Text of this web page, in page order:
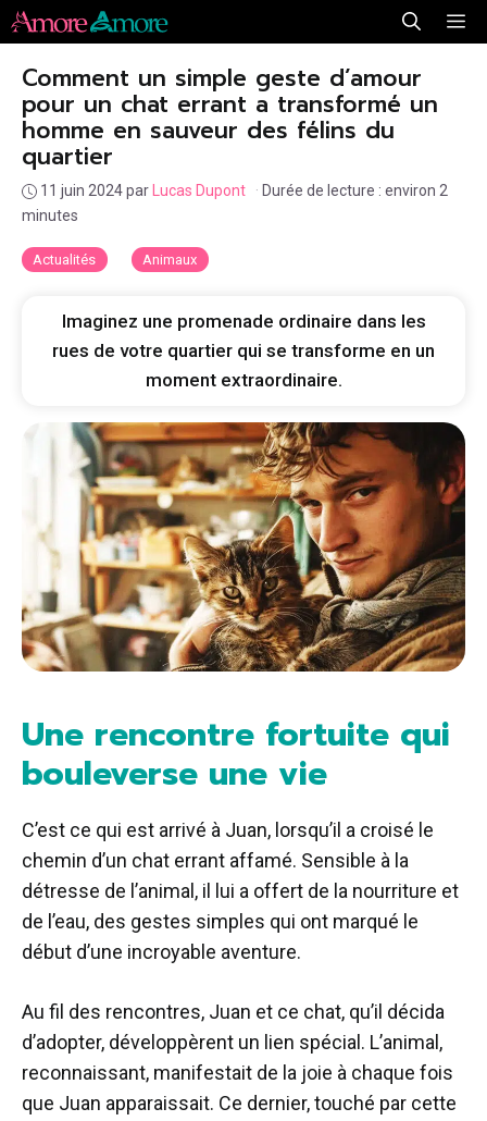
Aller
au
contenu
Actualités Animaux
Comment un simple geste d’amour
pour un chat errant a transformé un
homme en sauveur des félins du
quartier
11 juin 2024par Lucas Dupont · Durée de lecture : environ 2
minutes
Imaginez une promenade ordinaire dans les
rues de votre quartier qui se transforme en un
moment extraordinaire.
Une rencontre fortuite qui
bouleverse une vie
C’est ce qui est arrivé à Juan, lorsqu’il a croisé le
chemin d’un chat errant affamé. Sensible à la
détresse de l’animal, il lui a offert de la nourriture et
de l’eau, des gestes simples qui ont marqué le
début d’une incroyable aventure.
Au fil des rencontres, Juan et ce chat, qu’il décida
d’adopter, développèrent un lien spécial. L’animal,
reconnaissant, manifestait de la joie à chaque fois
que Juan apparaissait. Ce dernier, touché par cette